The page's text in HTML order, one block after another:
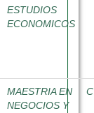
ESTUDIOS
ECONOMICOS
MAESTRIA EN
NEGOCIOS Y